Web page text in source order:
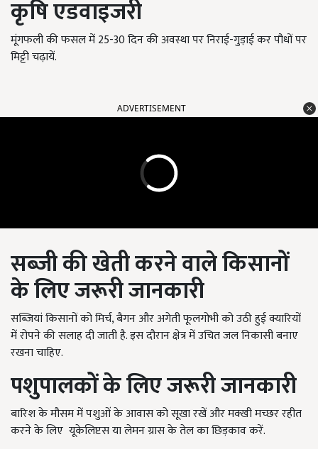
कृषि एडवाइजरी
मूंगफली की फसल में 25-30 दिन की अवस्था पर निराई-गुड़ाई कर पौधों पर
मिट्टी चढ़ायें.
ADVERTISEMENT
सब्जी की खेती करने वाले किसानों
के लिए जरूरी जानकारी
सब्जियां किसानों को मिर्च, बैगन और अगेती फूलगोभी को उठी हुई क्यारियों
में रोपने की सलाह दी जाती है. इस दौरान क्षेत्र में उचित जल निकासी बनाए
रखना चाहिए.
पशुपालकों के लिए जरूरी जानकारी
बारिश के मौसम में पशुओं के आवास को सूखा रखें और मक्खी मच्छर रहीत
करने के लिए यूकेलिप्टस या लेमन ग्रास के तेल का छिड़काव करें.